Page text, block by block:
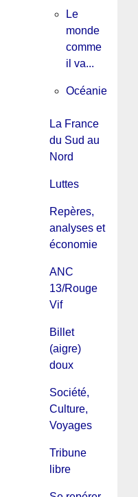
Le
monde
comme
il va...
Océanie
La France
du Sud au
Nord
Luttes
Repères,
analyses et
économie
ANC
13/Rouge
Vif
Billet
(aigre)
doux
Société,
Culture,
Voyages
Tribune
libre